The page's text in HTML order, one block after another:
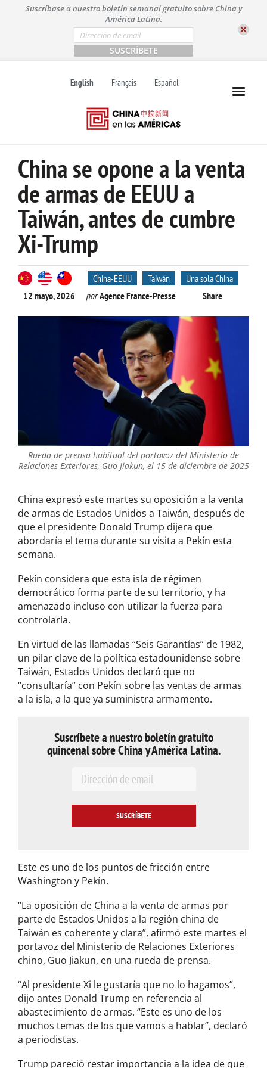
t
Suscríbase a nuestro boletín semanal gratuito sobre China y
América Latina.
E
m
a
i
*
English Français Español
China se opone a la venta
de armas de EEUU a
Taiwán, antes de cumbre
Xi-Trump
China-EEUU Taiwán
Una sola China
12 mayo, 2026
porAgence France-Presse Share
Rueda de prensa habitual del portavoz del Ministerio de
Relaciones Exteriores, Guo Jiakun, el 15 de diciembre de 2025
China expresó este martes su oposición a la venta
de armas de Estados Unidos a Taiwán, después de
que el presidente Donald Trump dijera que
abordaría el tema durante su visita a Pekín esta
semana.
Pekín considera que esta isla de régimen
democrático forma parte de su territorio, y ha
amenazado incluso con utilizar la fuerza para
controlarla.
En virtud de las llamadas “Seis Garantías” de 1982,
un pilar clave de la política estadounidense sobre
Taiwán, Estados Unidos declaró que no
“consultaría” con Pekín sobre las ventas de armas
a la isla, a la que ya suministra armamento.
Suscríbete a nuestro boletín gratuito
quincenal sobre China y América Latina.
Este es uno de los puntos de fricción entre
Washington y Pekín.
“La oposición de China a la venta de armas por
parte de Estados Unidos a la región china de
Taiwán es coherente y clara”, afirmó este martes el
portavoz del Ministerio de Relaciones Exteriores
chino, Guo Jiakun, en una rueda de prensa.
“Al presidente Xi le gustaría que no lo hagamos”,
dijo antes Donald Trump en referencia al
abastecimiento de armas. “Este es uno de los
muchos temas de los que vamos a hablar”, declaró
a periodistas.
Trump pareció restar importancia a la idea de que